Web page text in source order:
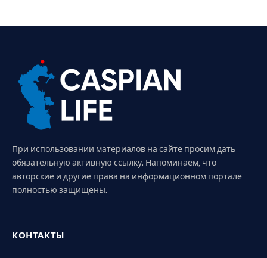
При использовании материалов на сайте просим дать
обязательную активную ссылку. Напоминаем, что
авторские и другие права на информационном портале
полностью защищены.
КОНТАКТЫ